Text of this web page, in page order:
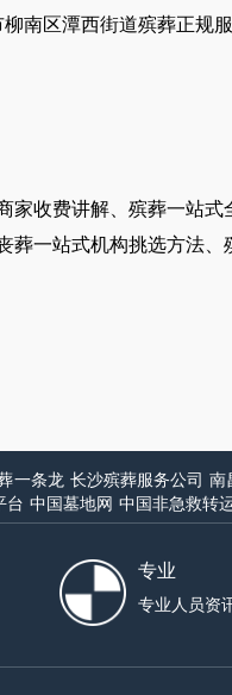
柳南区潭西街道殡葬正规
家收费讲解、殡葬一站式
葬一站式机构挑选方法、
一条龙 长沙殡葬服务公司 南
台 中国墓地网 中国非急救转
专业
专业人员资